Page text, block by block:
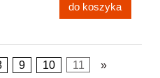
do koszyka
9 10 11 »